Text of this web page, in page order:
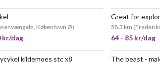
København Ø)
kr/dag
Great for
58.3 km (
64 - 85 kr/dag
kildemoes stc x8 The beast -